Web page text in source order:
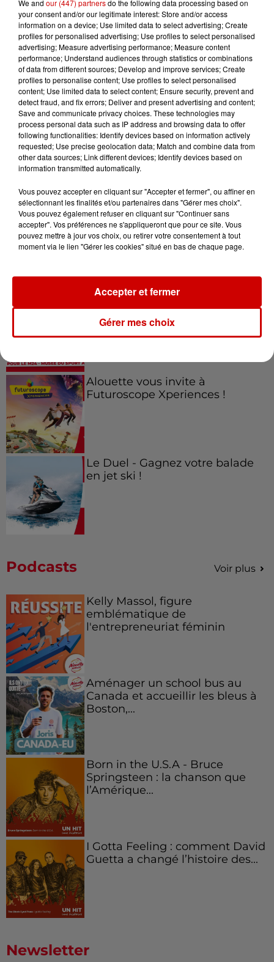
Vendre un chiot en animalerie
peut coûter très cher
6 août 2026
Invasion de physalies sur des
plages du Sud-Ouest
Gagnez vos places pour le
Festival du Roi Arthur 2026 !
Gagnez vos entrées pour le
Musée du Sport Automobile au
Mans !
Alouette vous invite à
Futuroscope Xperiences !
Le Duel - Gagnez votre balade
en jet ski !
Podcasts Voir plus
Kelly Massol, figure
emblématique de
l'entrepreneuriat féminin
Aménager un school bus au
Canada et accueillir les bleus à
Boston,...
Born in the U.S.A - Bruce
Springsteen : la chanson que
l’Amérique...
I Gotta Feeling : comment David
Guetta a changé l’histoire des...
Newsletter
We and our (447) partnersdo the following data processing based on
your consent and/or our legitimate interest: Store and/or access
information on a device; Use limited data to select advertising; Create
profiles for personalised advertising; Use profiles to select personalised
advertising; Measure advertising performance; Measure content
performance; Understand audiences through statistics or combinations
of data from different sources; Develop and improve services; Create
profiles to personalise content; Use profiles to select personalised
content; Use limited data to select content; Ensure security, prevent and
detect fraud, and fix errors; Deliver and present advertising and content;
Save and communicate privacy choices. These technologies may
process personal data such as IP address and browsing data to offer
following functionalities: Identify devices based on information actively
requested; Use precise geolocation data; Match and combine data from
other data sources; Link different devices; Identify devices based on
information transmitted automatically.
Vous pouvez accepter en cliquant sur "Accepter et fermer", ou affiner en
sélectionnant les finalités et/ou partenaires dans "Gérer mes choix".
Vous pouvez également refuser en cliquant sur "Continuer sans
accepter". Vos préférences ne s'appliqueront que pour ce site. Vous
pouvez mettre à jour vos choix, ou retirer votre consentement à tout
moment via le lien "Gérer les cookies" situé en bas de chaque page.
Gérer mes choix
Accepter et fermer